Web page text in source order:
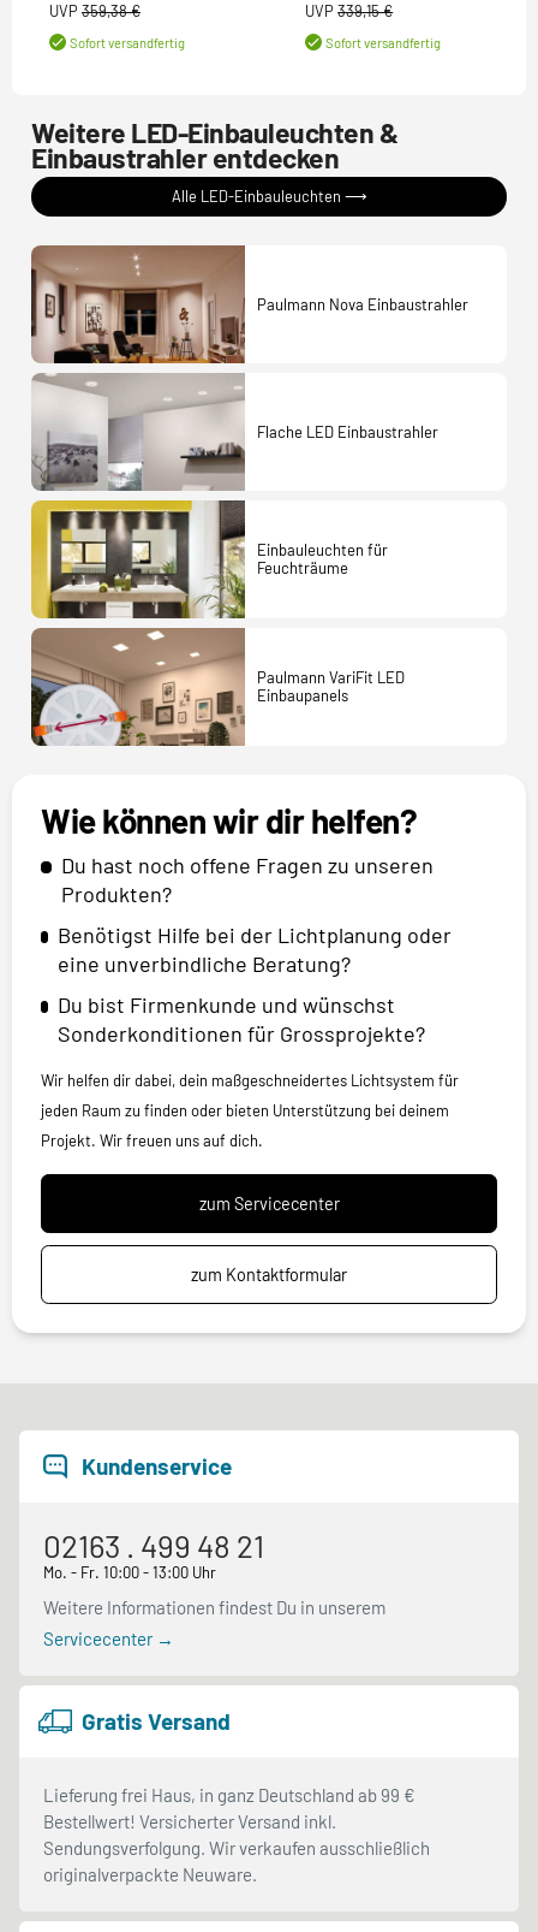
UVP 359,38 €
Sofort versandfertig
UVP 339,15 €
Sofort versandfertig
Weitere LED-Einbauleuchten &
Einbaustrahler entdecken
Alle LED-Einbauleuchten ⟶
Paulmann Nova Einbaustrahler
Flache LED Einbaustrahler
Einbauleuchten für
Feuchträume
Paulmann VariFit LED
Einbaupanels
Wie können wir dir helfen?
Du hast noch offene Fragen zu unseren
Produkten?
Benötigst Hilfe bei der Lichtplanung oder
eine unverbindliche Beratung?
Du bist Firmenkunde und wünschst
Sonderkonditionen für Grossprojekte?
Wir helfen dir dabei, dein maßgeschneidertes Lichtsystem für
jeden Raum zu finden oder bieten Unterstützung bei deinem
Projekt. Wir freuen uns auf dich.
zum Servicecenter
zum Kontaktformular
Kundenservice
02163 . 499 48 21
Mo. - Fr. 10:00 - 13:00 Uhr
Weitere Informationen findest Du in unserem
Servicecenter →
Gratis Versand
Lieferung frei Haus, in ganz Deutschland ab 99 €
Bestellwert! Versicherter Versand inkl.
Sendungsverfolgung. Wir verkaufen ausschließlich
originalverpackte Neuware.